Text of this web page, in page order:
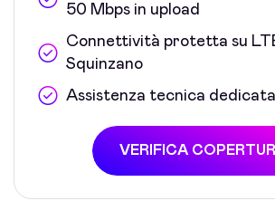
50 Mbps in upload
Connettività protetta su
Squinzano
Assistenza tecnica dedicata
VERIFICA